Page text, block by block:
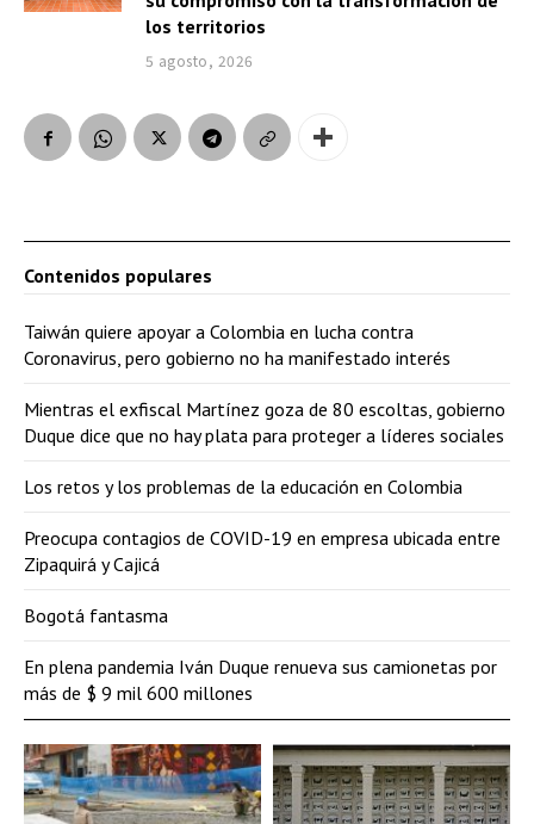
los territorios
5 agosto, 2026
Contenidos populares
Taiwán quiere apoyar a Colombia en lucha contra
Coronavirus, pero gobierno no ha manifestado interés
Mientras el exfiscal Martínez goza de 80 escoltas, gobierno
Duque dice que no hay plata para proteger a líderes sociales
Los retos y los problemas de la educación en Colombia
Preocupa contagios de COVID-19 en empresa ubicada entre
Zipaquirá y Cajicá
Bogotá fantasma
En plena pandemia Iván Duque renueva sus camionetas por
más de $ 9 mil 600 millones